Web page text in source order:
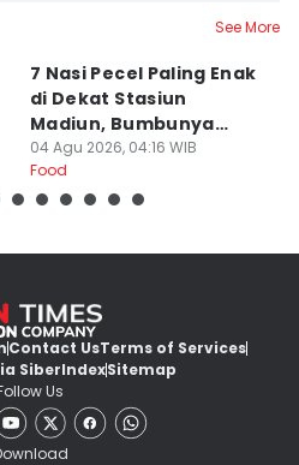
See More
7 Nasi Pecel Paling Enak
di Dekat Stasiun
Madiun, Bumbunya
Khas
04 Agu 2026, 04:16 WIB
Food
Contact UsTerms of Services
SiberIndexSitemap
Us